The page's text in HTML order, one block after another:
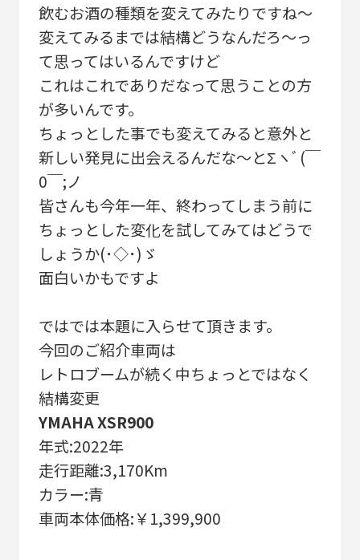
飲むお酒の種類を変えてみたりですね～
変えてみるまでは結構どうなんだろ～っ
て思ってはいるんですけど
これはこれでありだなって思うことの方
が多いんです。
ちょっとした事でも変えてみると意外と
新しい発見に出会えるんだな～とΣヽﾞ(￣
0￣;ノ
皆さんも今年一年、終わってしまう前に
ちょっとした変化を試してみてはどうで
しょうか(･◇･)ゞ
面白いかもですよ
ではでは本題に入らせて頂きます。
今回のご紹介車両は
レトロブームが続く中ちょっとではなく
結構変更
YMAHA XSR900
年式:2022年
走行距離:3,170Km
カラー:青
車両本体価格:￥1,399,900